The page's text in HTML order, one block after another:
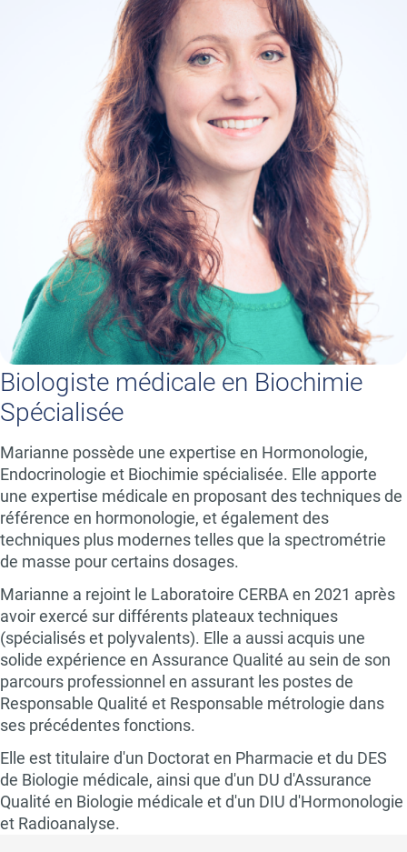
Biologiste médicale en Biochimie
Spécialisée
Marianne possède une expertise en Hormonologie,
Endocrinologie et Biochimie spécialisée. Elle apporte
une expertise médicale en proposant des techniques de
référence en hormonologie, et également des
techniques plus modernes telles que la spectrométrie
de masse pour certains dosages.
Marianne a rejoint le Laboratoire CERBA en 2021 après
avoir exercé sur différents plateaux techniques
(spécialisés et polyvalents). Elle a aussi acquis une
solide expérience en Assurance Qualité au sein de son
parcours professionnel en assurant les postes de
Responsable Qualité et Responsable métrologie dans
ses précédentes fonctions.
Elle est titulaire d'un Doctorat en Pharmacie et du DES
de Biologie médicale, ainsi que d'un DU d'Assurance
Qualité en Biologie médicale et d'un DIU d'Hormonologie
et Radioanalyse.